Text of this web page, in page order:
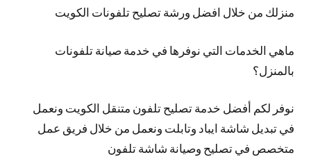
منزلك من خلال افضل ورشة تصليح تلفونات الكويت
ماهي الخدمات التي نوفرها في خدمة صيانة تلفونات
بالمنزل؟
نوفر لكم أفضل خدمة تصليح تلفون متنقل الكويت ونعمل
في تبديل شاشة ايباد وتابلت ونعمل من خلال فريق عمل
متخصص في تصليح وصيانة شاشة تلفون